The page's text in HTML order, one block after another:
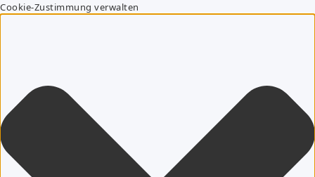
Cookie-Zustimmung verwalten